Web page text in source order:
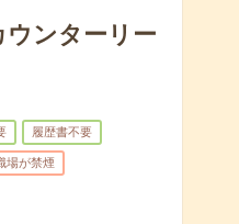
ウンターリー
履歴書不要
場が禁煙